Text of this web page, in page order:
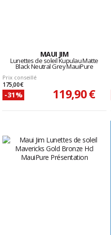
MAUI JIM
Lunettes de soleil Kupulau Matte
Black Neutral Grey MauiPure
Prix conseillé
175,00 €
-31% 119,90 €